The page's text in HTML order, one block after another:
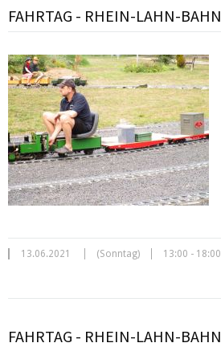
FAHRTAG - RHEIN-LAHN-BAHN
13.06.2021 (Sonntag) 13:00 - 18:00
FAHRTAG - RHEIN-LAHN-BAHN